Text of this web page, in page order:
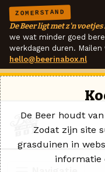
ZOMERSTAND
De Beer ligt met z'n voetjes
we wat minder goed
werkdagen duren.
hello@beerinabox.nl
De Beer houdt
Zodat zijn site
grasduinen in
informatie